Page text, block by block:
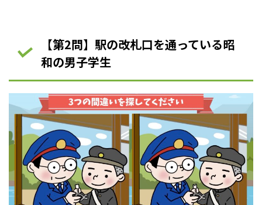
【第2問】駅の改札口を通っている昭
和の男子学生